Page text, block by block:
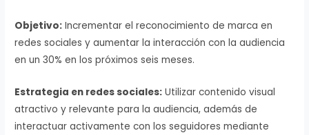
Objetivo: Incrementar el reconocimiento de marca en
redes sociales y aumentar la interacción con la audiencia
en un 30% en los próximos seis meses.
Estrategia en redes sociales: Utilizar contenido visual
atractivo y relevante para la audiencia, además de
interactuar activamente con los seguidores mediante